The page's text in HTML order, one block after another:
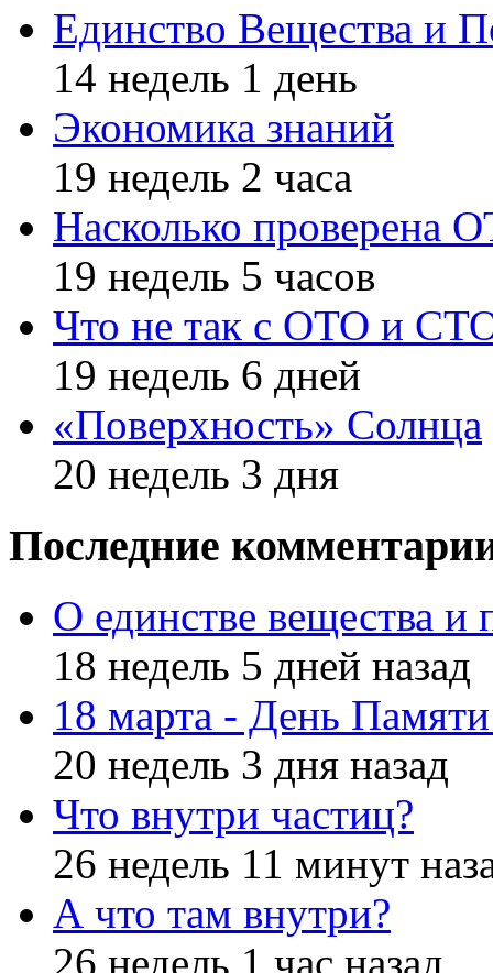
Единство Вещества и
14 недель 1 день
Экономика знаний
19 недель 2 часа
Насколько проверена
19 недель 5 часов
Что не так с ОТО и
19 недель 6 дней
«Поверхность» Солнца
20 недель 3 дня
Последние
О единстве вещества и
18 недель 5 дней назад
18 марта - День
20 недель 3 дня назад
Что внутри частиц?
26 недель 11 минут
А что там внутри?
26 недель 1 час назад